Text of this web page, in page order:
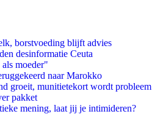
borstvoeding blijft advies
desinformatie Ceuta
moeder"
naar Marokko
groeit, munitietekort wordt probleem
pakket
mening, laat jij je intimideren?